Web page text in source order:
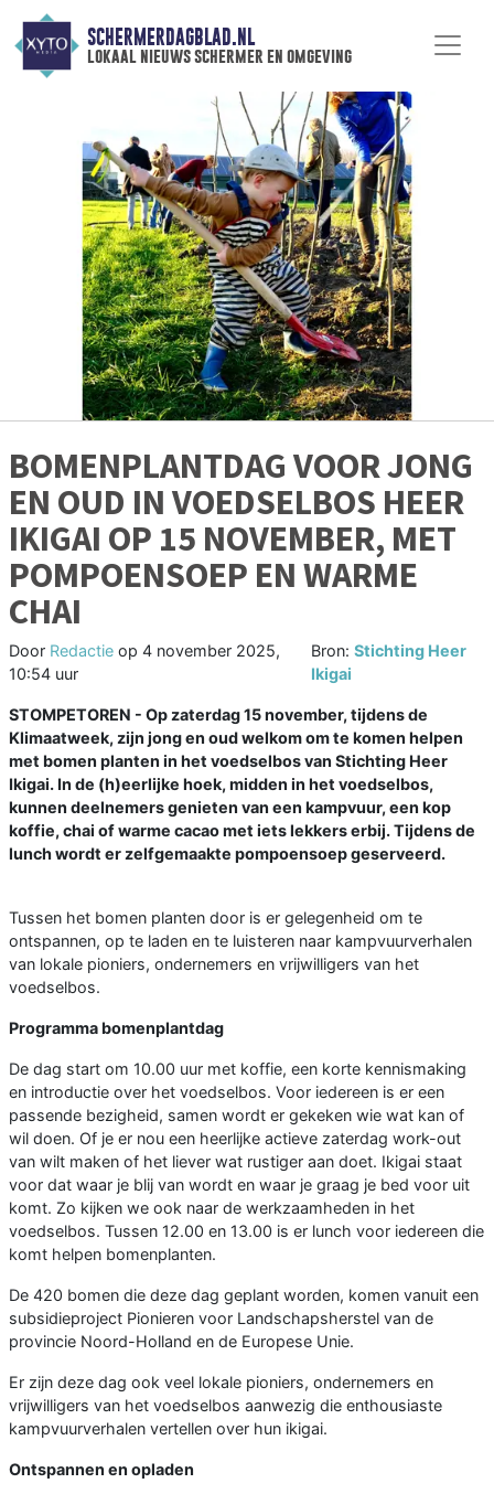
SCHERMERDAGBLAD.NL
lokaal nieuws schermer en omgeving
BOMENPLANTDAG VOOR JONG
EN OUD IN VOEDSELBOS HEER
IKIGAI OP 15 NOVEMBER, MET
POMPOENSOEP EN WARME
CHAI
Door Redactie op 4 november 2025,
10:54 uur
Bron: Stichting Heer
Ikigai
STOMPETOREN - Op zaterdag 15 november, tijdens de
Klimaatweek, zijn jong en oud welkom om te komen helpen
met bomen planten in het voedselbos van Stichting Heer
Ikigai. In de (h)eerlijke hoek, midden in het voedselbos,
kunnen deelnemers genieten van een kampvuur, een kop
koffie, chai of warme cacao met iets lekkers erbij. Tijdens de
lunch wordt er zelfgemaakte pompoensoep geserveerd.
Tussen het bomen planten door is er gelegenheid om te
ontspannen, op te laden en te luisteren naar kampvuurverhalen
van lokale pioniers, ondernemers en vrijwilligers van het
voedselbos.
Programma bomenplantdag
De dag start om 10.00 uur met koffie, een korte kennismaking
en introductie over het voedselbos. Voor iedereen is er een
passende bezigheid, samen wordt er gekeken wie wat kan of
wil doen. Of je er nou een heerlijke actieve zaterdag work-out
van wilt maken of het liever wat rustiger aan doet. Ikigai staat
voor dat waar je blij van wordt en waar je graag je bed voor uit
komt. Zo kijken we ook naar de werkzaamheden in het
voedselbos. Tussen 12.00 en 13.00 is er lunch voor iedereen die
komt helpen bomenplanten.
De 420 bomen die deze dag geplant worden, komen vanuit een
subsidieproject Pionieren voor Landschapsherstel van de
provincie Noord-Holland en de Europese Unie.
Er zijn deze dag ook veel lokale pioniers, ondernemers en
vrijwilligers van het voedselbos aanwezig die enthousiaste
kampvuurverhalen vertellen over hun ikigai.
Ontspannen en opladen